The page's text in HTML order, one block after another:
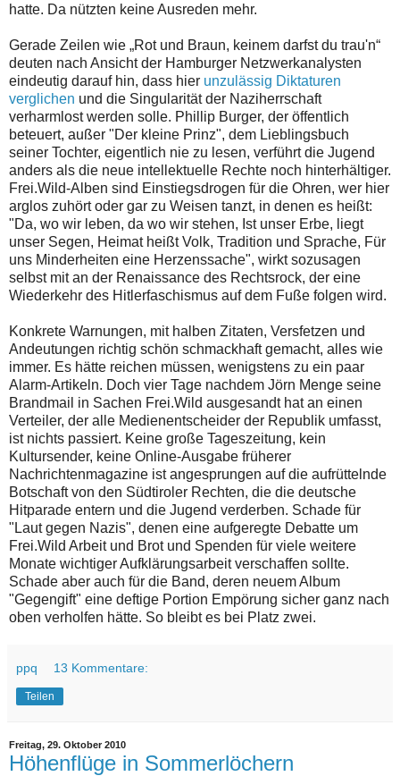
hatte. Da nützten keine Ausreden mehr.
Gerade Zeilen wie „Rot und Braun, keinem darfst du trau'n“
deuten nach Ansicht der Hamburger Netzwerkanalysten
eindeutig darauf hin, dass hier unzulässig Diktaturen
verglichen und die Singularität der Naziherrschaft
verharmlost werden solle. Phillip Burger, der öffentlich
beteuert, außer "Der kleine Prinz", dem Lieblingsbuch
seiner Tochter, eigentlich nie zu lesen, verführt die Jugend
anders als die neue intellektuelle Rechte noch hinterhältiger.
Frei.Wild-Alben sind Einstiegsdrogen für die Ohren, wer hier
arglos zuhört oder gar zu Weisen tanzt, in denen es heißt:
"Da, wo wir leben, da wo wir stehen, Ist unser Erbe, liegt
unser Segen, Heimat heißt Volk, Tradition und Sprache, Für
uns Minderheiten eine Herzenssache", wirkt sozusagen
selbst mit an der Renaissance des Rechtsrock, der eine
Wiederkehr des Hitlerfaschismus auf dem Fuße folgen wird.
Konkrete Warnungen, mit halben Zitaten, Versfetzen und
Andeutungen richtig schön schmackhaft gemacht, alles wie
immer. Es hätte reichen müssen, wenigstens zu ein paar
Alarm-Artikeln. Doch vier Tage nachdem Jörn Menge seine
Brandmail in Sachen Frei.Wild ausgesandt hat an einen
Verteiler, der alle Medienentscheider der Republik umfasst,
ist nichts passiert. Keine große Tageszeitung, kein
Kultursender, keine Online-Ausgabe früherer
Nachrichtenmagazine ist angesprungen auf die aufrüttelnde
Botschaft von den Südtiroler Rechten, die die deutsche
Hitparade entern und die Jugend verderben. Schade für
"Laut gegen Nazis", denen eine aufgeregte Debatte um
Frei.Wild Arbeit und Brot und Spenden für viele weitere
Monate wichtiger Aufklärungsarbeit verschaffen sollte.
Schade aber auch für die Band, deren neuem Album
"Gegengift" eine deftige Portion Empörung sicher ganz nach
oben verholfen hätte. So bleibt es bei Platz zwei.
ppq 13 Kommentare:
Teilen
Freitag, 29. Oktober 2010
Höhenflüge in Sommerlöchern